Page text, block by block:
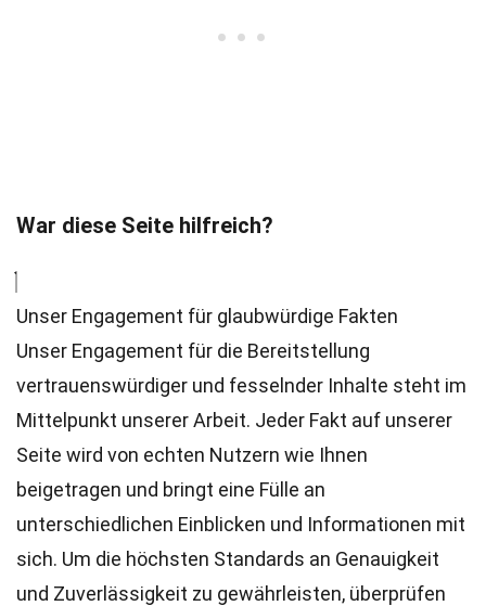
War diese Seite hilfreich?
Unser Engagement für glaubwürdige Fakten
Unser Engagement für die Bereitstellung
vertrauenswürdiger und fesselnder Inhalte steht im
Mittelpunkt unserer Arbeit. Jeder Fakt auf unserer
Seite wird von echten Nutzern wie Ihnen
beigetragen und bringt eine Fülle an
unterschiedlichen Einblicken und Informationen mit
sich. Um die höchsten Standards an Genauigkeit
und Zuverlässigkeit zu gewährleisten, überprüfen